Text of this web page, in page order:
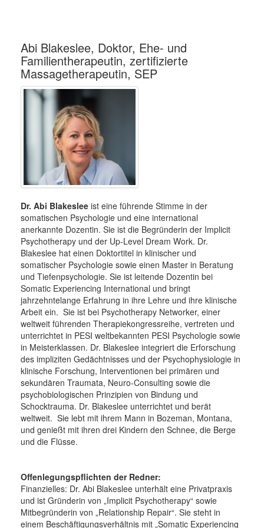
Abi Blakeslee, Doktor, Ehe- und
Familientherapeutin, zertifizierte
Massagetherapeutin, SEP
Dr. Abi Blakeslee ist eine führende Stimme in der
somatischen Psychologie und eine international
anerkannte Dozentin. Sie ist die Begründerin der Implicit
Psychotherapy und der Up-Level Dream Work. Dr.
Blakeslee hat einen Doktortitel in klinischer und
somatischer Psychologie sowie einen Master in Beratung
und Tiefenpsychologie. Sie ist leitende Dozentin bei
Somatic Experiencing International und bringt
jahrzehntelange Erfahrung in ihre Lehre und ihre klinische
Arbeit ein. Sie ist bei Psychotherapy Networker, einer
weltweit führenden Therapiekongressreihe, vertreten und
unterrichtet in PESI weltbekannten PESI Psychologie sowie
in Meisterklassen. Dr. Blakeslee integriert die Erforschung
des impliziten Gedächtnisses und der Psychophysiologie in
klinische Forschung, Interventionen bei primären und
sekundären Traumata, Neuro-Consulting sowie die
psychobiologischen Prinzipien von Bindung und
Schocktrauma. Dr. Blakeslee unterrichtet und berät
weltweit. Sie lebt mit ihrem Mann in Bozeman, Montana,
und genießt mit ihren drei Kindern den Schnee, die Berge
und die Flüsse.
Offenlegungspflichten der Redner:
Finanzielles: Dr. Abi Blakeslee unterhält eine Privatpraxis
und ist Gründerin von „Implicit Psychotherapy“ sowie
Mitbegründerin von „Relationship Repair“. Sie steht in
einem Beschäftigungsverhältnis mit „Somatic Experiencing